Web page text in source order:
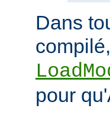
Dans
pour